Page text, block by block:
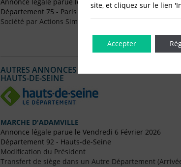
Département 75 - Paris
Société par Actions Simplifiées Unipersonnelle (SASU)
AUTRES ANNONCES LÉGALES PUBLIÉES EN
HAUTS-DE-SEINE
MARCHE D'ADAMVILLE
Annonce légale parue le Vendredi 6 Février 2026
Département 92 - Hauts-de-Seine
Modification du Président
Transfert de siège dans un Autre Département
site, et cliquez sur le lien
Accepter